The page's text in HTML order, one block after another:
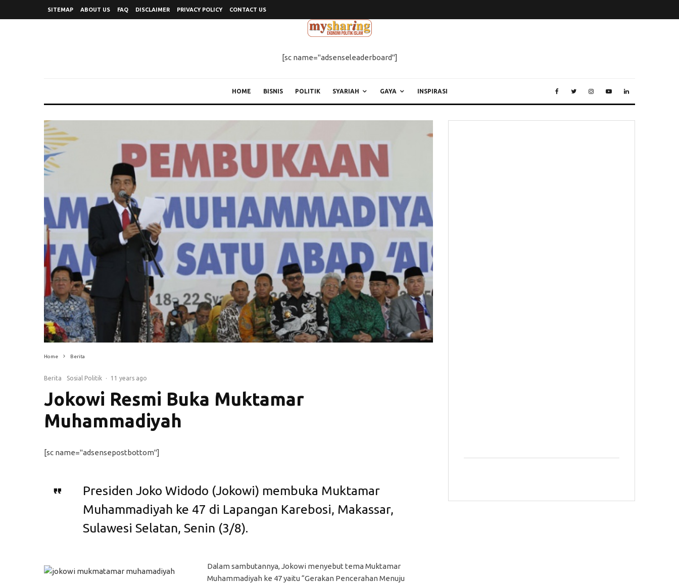
SITEMAP ABOUT US FAQ DISCLAIMER PRIVACY POLICY CONTACT US
[sc name="adsenseleaderboard"]
HOME BISNIS POLITIK SYARIAH GAYA INSPIRASI
Home Berita
Berita Sosial Politik · 11 years ago
Jokowi Resmi Buka Muktamar
Muhammadiyah
[sc name="adsensepostbottom"]
Presiden Joko Widodo (Jokowi) membuka Muktamar
Muhammadiyah ke 47 di Lapangan Karebosi, Makassar,
Sulawesi Selatan, Senin (3/8).
Dalam sambutannya, Jokowi menyebut tema Muktamar
Muhammadiyah ke 47 yaitu “Gerakan Pencerahan Menuju